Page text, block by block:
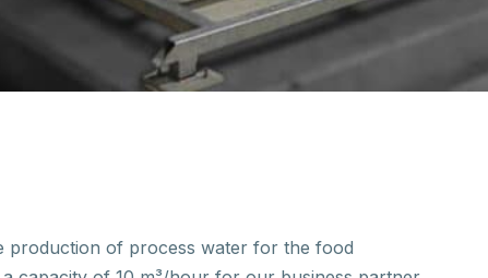
production of process water for the food